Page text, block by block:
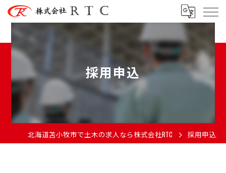
採用申込
北海道苫小牧市で土木の求人なら株式会社RTC 採用申込